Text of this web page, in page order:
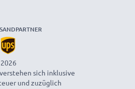
sich inklusive
und zuzüglich